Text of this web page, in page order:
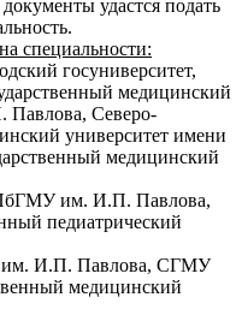
удастся подать
специальности:
госуниверситет,
медицинский
Павлова, Северо-
университет имени
медицинский
им. И.П. Павлова,
педиатрический
им. И.П. Павлова, СГМУ
медицинский